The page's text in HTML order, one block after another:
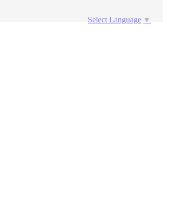
Select Language ▼